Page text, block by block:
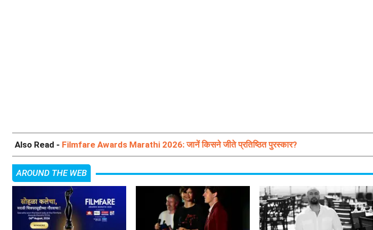
Also Read - Filmfare Awards Marathi 2026: जानें किसने जीते प्रतिष्ठित पुरस्कार?
AROUND THE WEB